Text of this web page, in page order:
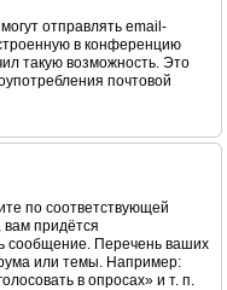
отправлять email-
в конференцию
такую возможность. Это
почтовой
по соответствующей
придётся
сообщение. Перечень ваших
или темы. Например:
в опросах» и т. п.